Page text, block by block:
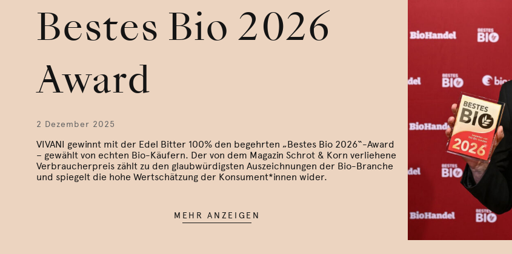
Bestes Bio 2026
Award
2 Dezember 2025
VIVANI gewinnt mit der Edel Bitter 100% den begehrten „Bestes Bio 2026“-Award
– gewählt von echten Bio-Käufern. Der von dem Magazin Schrot & Korn verliehene
Verbraucherpreis zählt zu den glaubwürdigsten Auszeichnungen der Bio-Branche
und spiegelt die hohe Wertschätzung der Konsument*innen wider.
MEHR ANZEIGEN